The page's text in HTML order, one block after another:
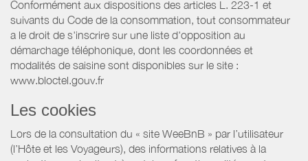
Conformément aux dispositions des articles L. 223-1 et
suivants du Code de la consommation, tout consommateur
a le droit de s'inscrire sur une liste d'opposition au
démarchage téléphonique, dont les coordonnées et
modalités de saisine sont disponibles sur le site :
www.bloctel.gouv.fr
Les cookies
Lors de la consultation du « site WeeBnB » par l’utilisateur
(l’Hôte et les Voyageurs), des informations relatives à la